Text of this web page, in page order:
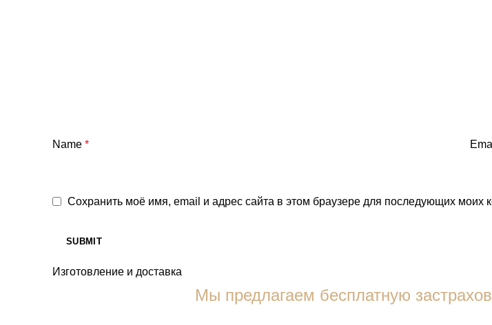
Name *
Сохранить моё имя, email и адрес сайта в этом браузере для последующих моих
Изготовление и доставка
Мы предлагаем бесплатную